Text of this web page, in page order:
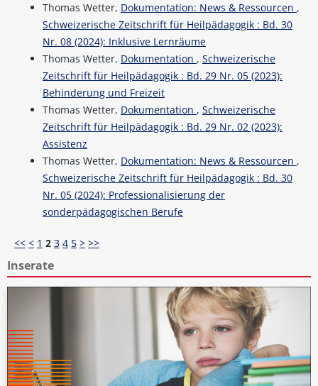
Thomas Wetter, Dokumentation: News & Ressourcen ,
Schweizerische Zeitschrift für Heilpädagogik : Bd. 30
Nr. 08 (2024): Inklusive Lernräume
Thomas Wetter, Dokumentation , Schweizerische
Zeitschrift für Heilpädagogik : Bd. 29 Nr. 05 (2023):
Behinderung und Freizeit
Thomas Wetter, Dokumentation , Schweizerische
Zeitschrift für Heilpädagogik : Bd. 29 Nr. 02 (2023):
Assistenz
Thomas Wetter, Dokumentation: News & Ressourcen ,
Schweizerische Zeitschrift für Heilpädagogik : Bd. 30
Nr. 05 (2024): Professionalisierung der
sonderpädagogischen Berufe
<< < 1 2 3 4 5 > >>
Inserate